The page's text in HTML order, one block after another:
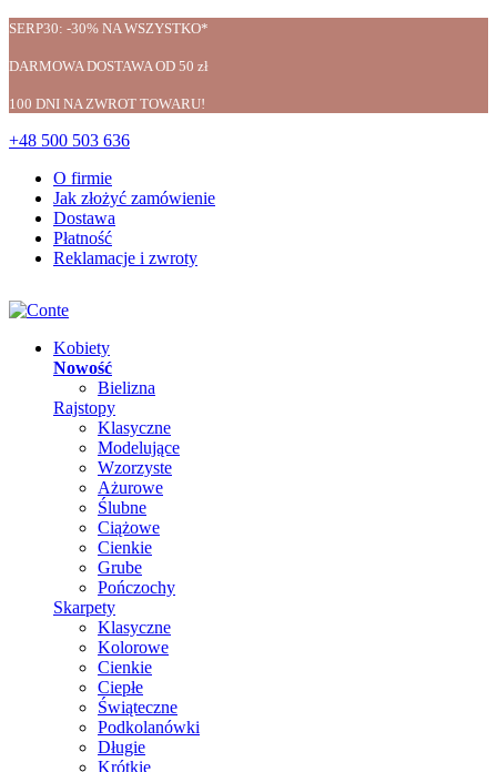
SERP30: -30% NA WSZYSTKO*
DARMOWA DOSTAWA OD 50 zł
100 DNI NA ZWROT TOWARU!
+48 500 503 636
O firmie
Jak złożyć zamówienie
Dostawa
Płatność
Reklamacje i zwroty
Kobiety
Nowość
Bielizna
Rajstopy
Klasyczne
Modelujące
Wzorzyste
Ażurowe
Ślubne
Ciążowe
Cienkie
Grube
Pończochy
Skarpety
Klasyczne
Kolorowe
Cienkie
Ciepłe
Świąteczne
Podkolanówki
Długie
Krótkie